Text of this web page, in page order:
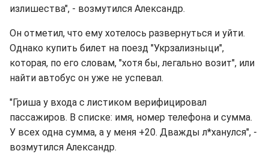
излишества", - возмутился Александр.
Он отметил, что ему хотелось развернуться и уйти.
Однако купить билет на поезд "Укрзализныци",
которая, по его словам, "хотя бы, легально возит", или
найти автобус он уже не успевал.
"Гриша у входа с листиком верифицировал
пассажиров. В списке: имя, номер телефона и сумма.
У всех одна сумма, а у меня +20. Дважды л*ханулся", -
возмутился Александр.